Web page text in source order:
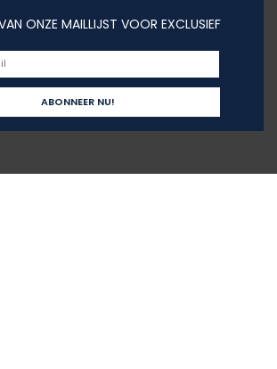
ONZE MAILLIJST VOOR EXCLUSIEF